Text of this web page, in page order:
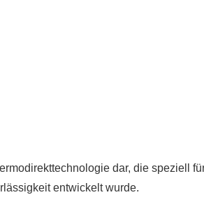
dar, die speziell
entwickelt wurde.